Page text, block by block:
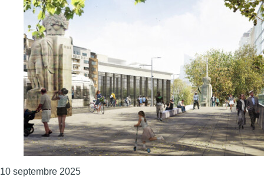
10 septembre 2025Consulter l'article "Un nouveau pont pour